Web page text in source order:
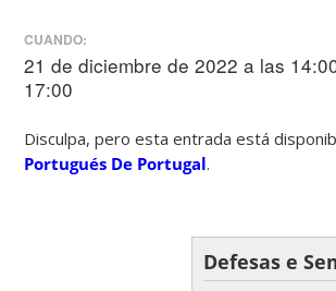
CUANDO:
21 de diciembre de 2022 a las
17:00
Disculpa, pero esta entrada está
Portugués De Portugal.
Defesas e